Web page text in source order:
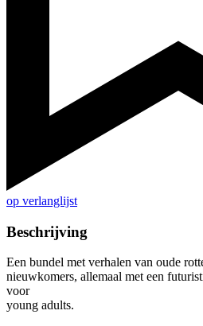
op verlanglijst
Beschrijving
Een bundel met verhalen van oude
nieuwkomers, allemaal met een
voor
young adults.